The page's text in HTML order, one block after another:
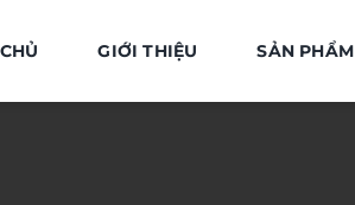
GIỚI THIỆU SẢN PHẨM